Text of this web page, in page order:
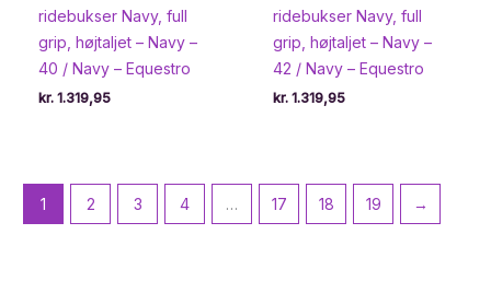
ridebukser Navy, full
grip, højtaljet – Navy –
40 / Navy – Equestro
kr. 1.319,95
ridebukser Navy, full
grip, højtaljet – Navy –
42 / Navy – Equestro
kr. 1.319,95
1 2 3 4 … 17 18 19 →